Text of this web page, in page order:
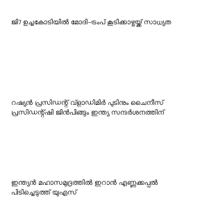
ജി7 ഉച്ചകോടിയിൽ മോദി-ട്രംപ് കൂടിക്കാഴ്ചയ്ക്ക് സാധ്യത
റഷ്യൻ പ്രസിഡന്റ് വ്‌ളാഡിമിർ പുടിനും ചൈനീസ്
പ്രസിഡന്റ്ഷി ജിൻപിങ്ങും ഇന്ത്യ സന്ദർശനത്തിന്
ഇന്ത്യൻ മഹാസമുദ്രത്തിൽ ഇറാൻ എണ്ണക്കപ്പൽ
പിടിച്ചെടുത്ത് യുഎസ്